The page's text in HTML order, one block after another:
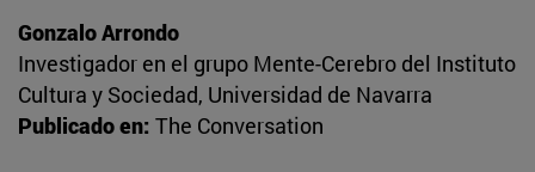
Gonzalo Arrondo
Investigador en el grupo Mente-Cerebro del Instituto
Cultura y Sociedad, Universidad de Navarra
Publicado en: The Conversation